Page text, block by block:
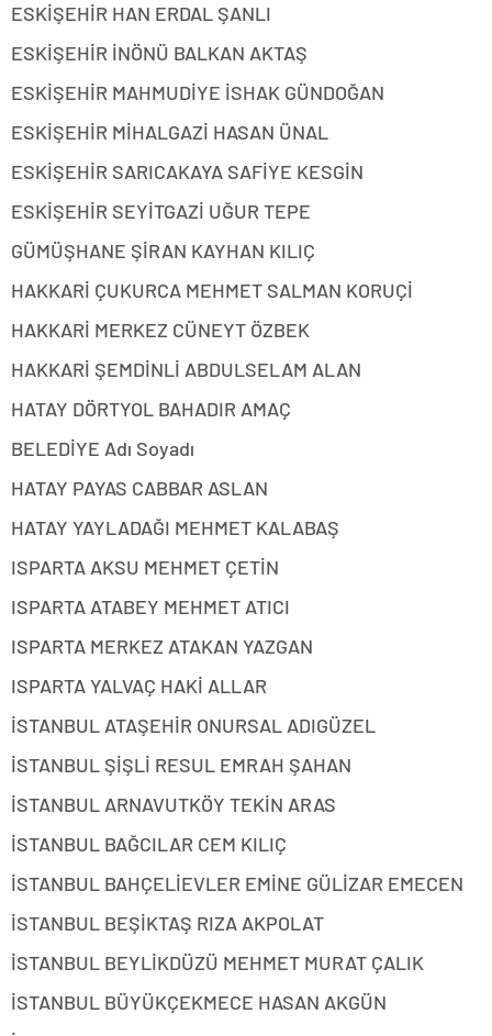
ESKİŞEHİR HAN ERDAL ŞANLI
ESKİŞEHİR İNÖNÜ BALKAN AKTAŞ
ESKİŞEHİR MAHMUDİYE İSHAK GÜNDOĞAN
ESKİŞEHİR MİHALGAZİ HASAN ÜNAL
ESKİŞEHİR SARICAKAYA SAFİYE KESGİN
ESKİŞEHİR SEYİTGAZİ UĞUR TEPE
GÜMÜŞHANE ŞİRAN KAYHAN KILIÇ
HAKKARİ ÇUKURCA MEHMET SALMAN KORUÇİ
HAKKARİ MERKEZ CÜNEYT ÖZBEK
HAKKARİ ŞEMDİNLİ ABDULSELAM ALAN
HATAY DÖRTYOL BAHADIR AMAÇ
BELEDİYE Adı Soyadı
HATAY PAYAS CABBAR ASLAN
HATAY YAYLADAĞI MEHMET KALABAŞ
ISPARTA AKSU MEHMET ÇETİN
ISPARTA ATABEY MEHMET ATICI
ISPARTA MERKEZ ATAKAN YAZGAN
ISPARTA YALVAÇ HAKİ ALLAR
İSTANBUL ATAŞEHİR ONURSAL ADIGÜZEL
İSTANBUL ŞİŞLİ RESUL EMRAH ŞAHAN
İSTANBUL ARNAVUTKÖY TEKİN ARAS
İSTANBUL BAĞCILAR CEM KILIÇ
İSTANBUL BAHÇELİEVLER EMİNE GÜLİZAR EMECEN
İSTANBUL BEŞİKTAŞ RIZA AKPOLAT
İSTANBUL BEYLİKDÜZÜ MEHMET MURAT ÇALIK
İSTANBUL BÜYÜKÇEKMECE HASAN AKGÜN